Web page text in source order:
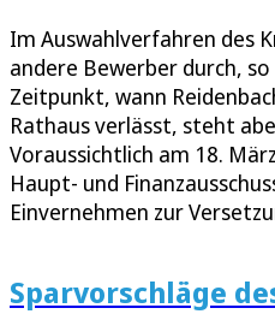
Im Auswahlverfahren des
andere Bewerber durch,
Zeitpunkt, wann
Rathaus verlässt, steht
Voraussichtlich am 18.
Haupt- und
Einvernehmen zur
Sparvorschläge